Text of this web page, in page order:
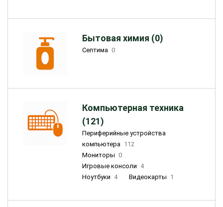
Бытовая химия (0)
Септима 0
Компьютерная техника
(121)
Периферийные устройства
компьютера 112
Мониторы 0
Игровые консоли 4
Ноутбуки 4 Видеокарты 1